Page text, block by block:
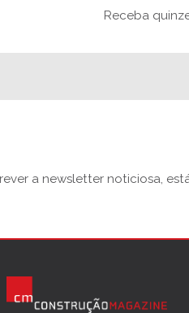
Receba
a newsletter noticiosa,